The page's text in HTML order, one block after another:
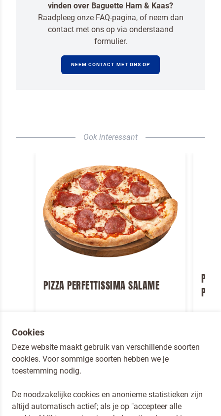
vinden over Baguette Ham & Kaas?
Raadpleeg onze FAQ-pagina, of neem dan
contact met ons op via onderstaand
formulier.
NEEM CONTACT MET ONS OP
Ook interessant
PIZZA PERFETTISSIMA SALAME
Cookies
Deze website maakt gebruik van verschillende soorten
cookies. Voor sommige soorten hebben we je
toestemming nodig.
De noodzakelijke cookies en anonieme statistieken zijn
altijd automatisch actief; als je op "accepteer alle